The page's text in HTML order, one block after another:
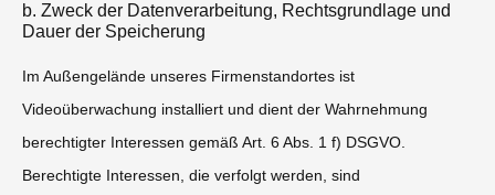
b. Zweck der Datenverarbeitung, Rechtsgrundlage und
Dauer der Speicherung
Im Außengelände unseres Firmenstandortes ist
Videoüberwachung installiert und dient der Wahrnehmung
berechtigter Interessen gemäß Art. 6 Abs. 1 f) DSGVO.
Berechtigte Interessen, die verfolgt werden, sind